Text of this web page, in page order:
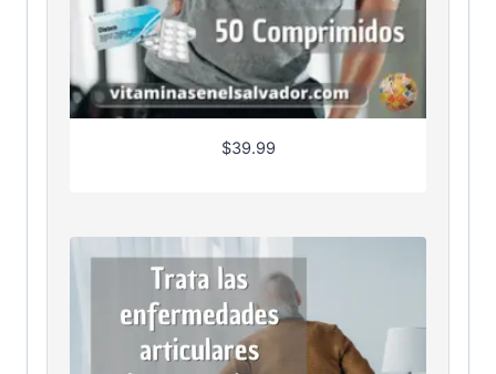
$39.99